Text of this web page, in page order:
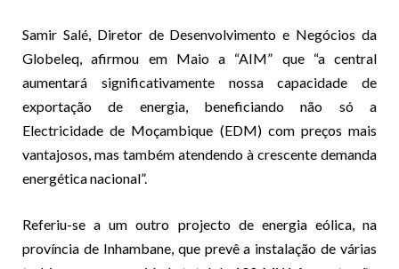
Samir Salé, Diretor de Desenvolvimento e Negócios da
Globeleq, afirmou em Maio a “AIM” que “a central
aumentará significativamente nossa capacidade de
exportação de energia, beneficiando não só a
Electricidade de Moçambique (EDM) com preços mais
vantajosos, mas também atendendo à crescente demanda
energética nacional”.
Referiu-se a um outro projecto de energia eólica, na
província de Inhambane, que prevê a instalação de várias